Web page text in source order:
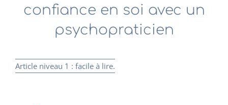
confiance en soi avec un
psychopraticien
Article niveau 1 : facile à lire.